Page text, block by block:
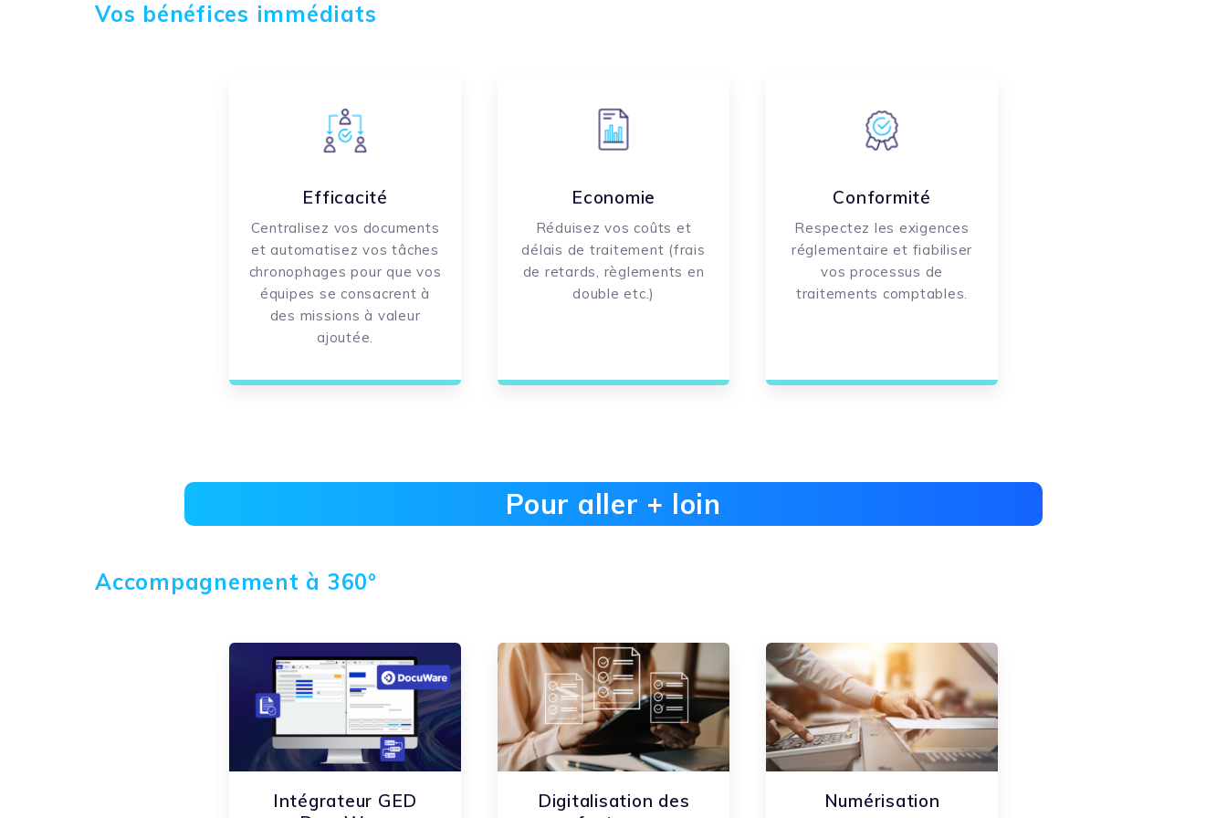
Vos bénéfices immédiats
Efficacité
Centralisez vos documents
et automatisez vos tâches
chronophages pour que vos
équipes se consacrent à
des missions à valeur
ajoutée.
Economie
Réduisez vos coûts et
délais de traitement (frais
de retards, règlements en
double etc.)
Conformité
Respectez les exigences
réglementaire et fiabiliser
vos processus de
traitements comptables.
Pour aller + loin
Accompagnement à 360°
Intégrateur GED
Digitalisation des
Numérisation